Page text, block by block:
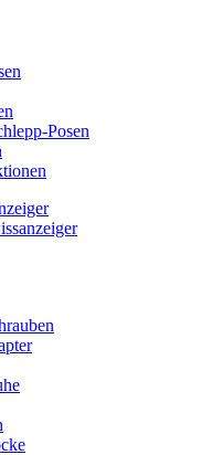
Posen